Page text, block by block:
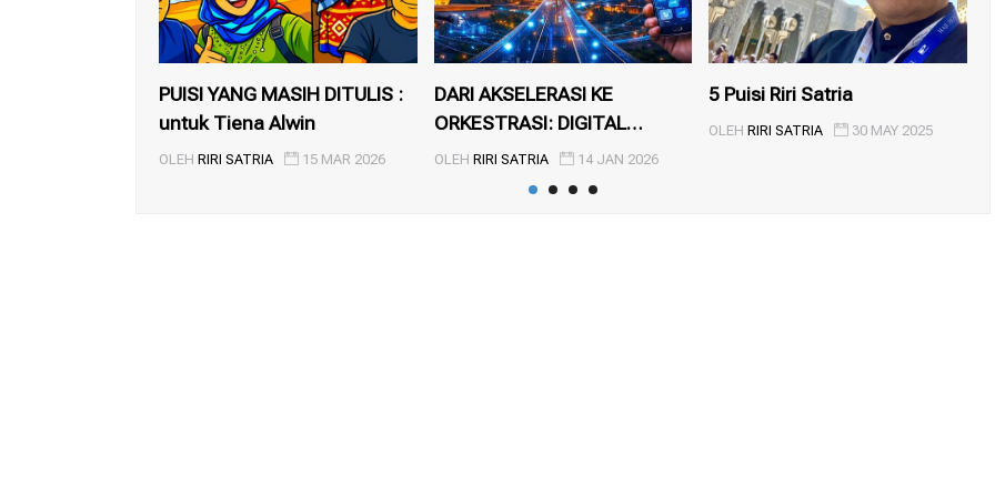
PUISI YANG MASIH DITULIS :
untuk Tiena Alwin
OLEH RIRI SATRIA 15 MAR 2026
DARI AKSELERASI KE
ORKESTRASI: DIGITAL
INDONESIA 2...
OLEH RIRI SATRIA 14 JAN 2026
5 Puisi Riri Satria
OLEHRIRI SATRIA 30 MAY 2025